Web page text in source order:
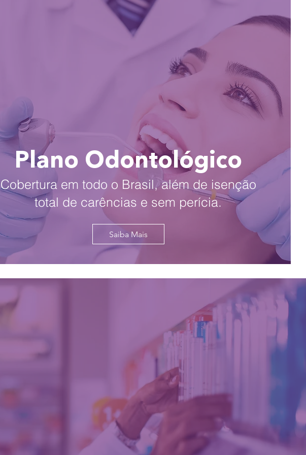
Plano Odontológico
Cobertura em todo o Brasil, além de isenção
total de carências e sem perícia.
Saiba Mais